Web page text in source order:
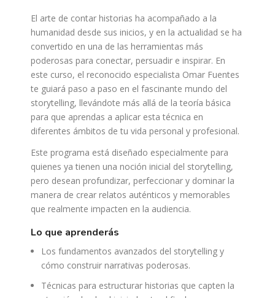
El arte de contar historias ha acompañado a la
humanidad desde sus inicios, y en la actualidad se ha
convertido en una de las herramientas más
poderosas para conectar, persuadir e inspirar. En
este curso, el reconocido especialista Omar Fuentes
te guiará paso a paso en el fascinante mundo del
storytelling, llevándote más allá de la teoría básica
para que aprendas a aplicar esta técnica en
diferentes ámbitos de tu vida personal y profesional.
Este programa está diseñado especialmente para
quienes ya tienen una noción inicial del storytelling,
pero desean profundizar, perfeccionar y dominar la
manera de crear relatos auténticos y memorables
que realmente impacten en la audiencia.
lo que aprenderás
Los fundamentos avanzados del storytelling y
cómo construir narrativas poderosas.
Técnicas para estructurar historias que capten la